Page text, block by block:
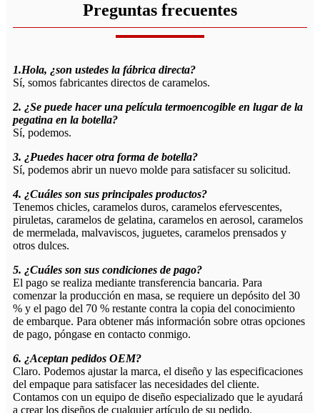
Preguntas frecuentes
1.Hola, ¿son ustedes la fábrica directa?
Sí, somos fabricantes directos de caramelos.
2. ¿Se puede hacer una película termoencogible en lugar de la
pegatina en la botella?
Sí, podemos.
3. ¿Puedes hacer otra forma de botella?
Sí, podemos abrir un nuevo molde para satisfacer su solicitud.
4. ¿Cuáles son sus principales productos?
Tenemos chicles, caramelos duros, caramelos efervescentes,
piruletas, caramelos de gelatina, caramelos en aerosol, caramelos
de mermelada, malvaviscos, juguetes, caramelos prensados ​​y
otros dulces.
5. ¿Cuáles son sus condiciones de pago?
El pago se realiza mediante transferencia bancaria. Para
comenzar la producción en masa, se requiere un depósito del 30
% y el pago del 70 % restante contra la copia del conocimiento
de embarque. Para obtener más información sobre otras opciones
de pago, póngase en contacto conmigo.
6. ¿Aceptan pedidos OEM?
Claro. Podemos ajustar la marca, el diseño y las especificaciones
del empaque para satisfacer las necesidades del cliente.
Contamos con un equipo de diseño especializado que le ayudará
a crear los diseños de cualquier artículo de su pedido.